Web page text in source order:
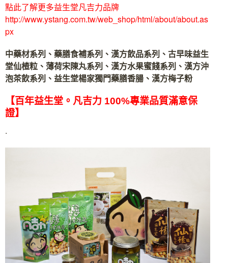
點此了解更多益生堂凡吉力品牌
http://www.ystang.com.tw/web_shop/html/about/about.as
px
中藥材系列、藥膳食補系列、漢方飲品系列、古早味益生
堂仙楂粒、薄荷宋陳丸系列、漢方水果蜜餞系列、漢方沖
泡茶飲系列、益生堂楊家獨門藥膳香腸、漢方梅子粉
【百年益生堂。凡吉力 100%專業品質滿意保
證】
.